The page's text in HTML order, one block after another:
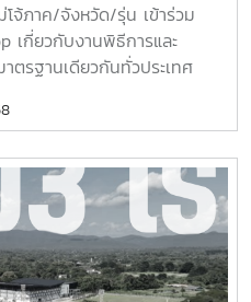
จ้ภาค/จังหวัด/รุ่น เข้าร่วม
เกี่ยวกับงานพิธีการและ
ตรฐานเดียวกันทั่วประเทศ
านเดียวกันทั่วประเทศ จึง
เพื่อใช้ในการดำเนินกิจกรรมที่
อง ในการนี้ สมาคมศิษย์เก่าแม่
จ้ภาค/จังหวัด/รุ่น เข้าร่วม
โดยจะจัดขึ้นในระหว่างวันที่ 5
ก่าแม่โจ้จังหวัดเชียงใหม่ และ